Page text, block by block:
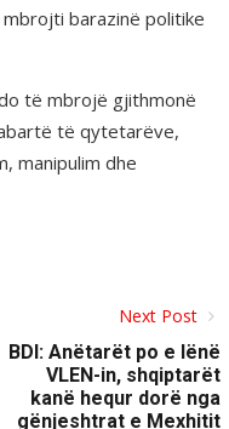
barazinë politike
të mbrojë gjithmonë
të qytetarëve,
manipulim dhe
Next Post
BDI: Anëtarët po e lënë
VLEN-in, shqiptarët
kanë hequr dorë nga
gënjeshtrat e Mexhitit